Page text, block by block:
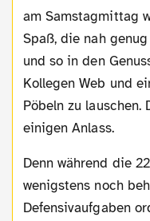
am Samstagmittag
Spaß, die nah
und so in den
Kollegen Web und
Pöbeln zu lauschen.
einigen Anlass.
Denn während die 22 Kicker auf dem Rasen
wenigstens noch
Defensivaufgaben